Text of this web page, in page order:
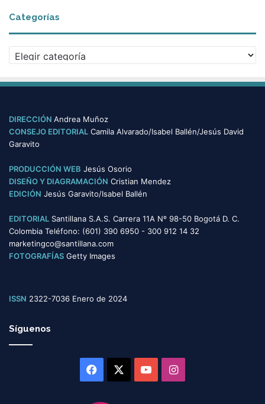
h
i
Categorías
a
e
o
r
s
DIRECCIÓN Andrea Muñoz
CONSEJO EDITORIAL Camila Alvarado/Isabel Ballén/Jesús David
Garavito
PRODUCCIÓN WEB Jesús Osorio
DISEÑO Y DIAGRAMACIÓN Cristian Mendez
EDICIÓN Jesús Garavito/Isabel Ballén
EDITORIAL Santillana S.A.S. Carrera 11A Nº 98-50 Bogotá D. C.
Colombia Teléfono: (601) 390 6950 - 300 912 14 32
marketingco@santillana.com
FOTOGRAFÍAS Getty Images
ISSN 2322-7036 Enero de 2024
Síguenos
Facebook YouTubeInstagram